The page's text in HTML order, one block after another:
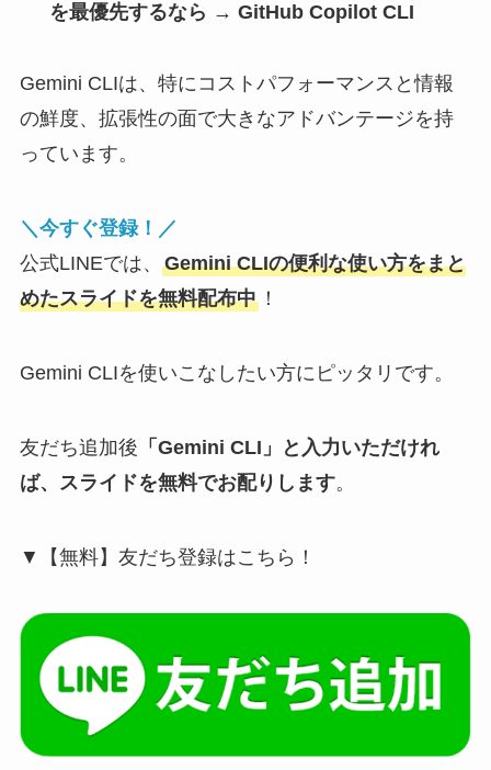
を最優先するなら → GitHub Copilot CLI
Gemini CLIは、特にコストパフォーマンスと情報
の鮮度、拡張性の面で大きなアドバンテージを持
っています。
＼今すぐ登録！／
公式LINEでは、 Gemini CLIの便利な使い方をまと
めたスライドを無料配布中！
Gemini CLIを使いこなしたい方にピッタリです。
友だち追加後 「Gemini CLI」と入力いただけれ
ば、スライドを無料でお配りします。
▼【無料】友だち登録はこちら！